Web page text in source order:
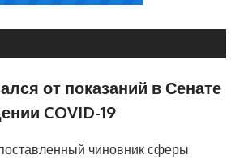
от показаний в Сенате
COVID-19
чиновник сферы